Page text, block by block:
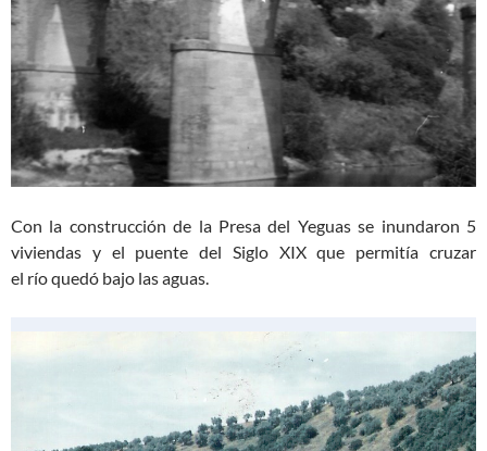
Con la construcción de la Presa del Yeguas se inundaron 5
viviendas y el puente del Siglo XIX que permitía cruzar
el río quedó bajo las aguas.